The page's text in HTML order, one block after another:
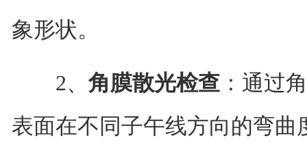
象形状。
2、 角膜散光检查：通过
表面在不同子午线方向的弯曲